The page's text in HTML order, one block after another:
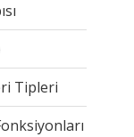
Tipleri